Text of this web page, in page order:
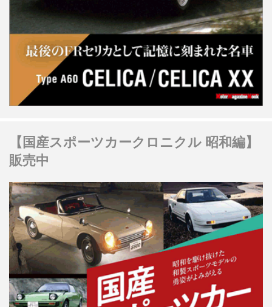
【国産スポーツカークロニクル 昭和編】
販売中